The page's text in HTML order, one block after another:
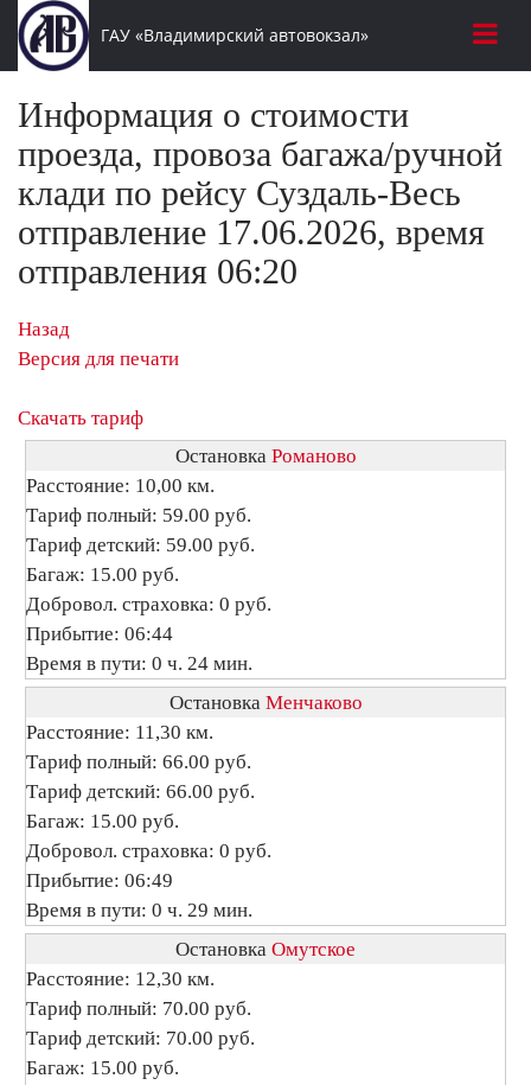
ГАУ «Владимирский автовокзал»
Информация о стоимости
проезда, провоза багажа/ручной
клади по рейсу Суздаль-Весь
отправление 17.06.2026, время
отправления 06:20
Назад
Версия для печати
Скачать тариф
Остановка Романово
Расстояние: 10,00 км.
Тариф полный: 59.00 руб.
Тариф детский: 59.00 руб.
Багаж: 15.00 руб.
Добровол. страховка: 0 руб.
Прибытие: 06:44
Время в пути: 0 ч. 24 мин.
Остановка Менчаково
Расстояние: 11,30 км.
Тариф полный: 66.00 руб.
Тариф детский: 66.00 руб.
Багаж: 15.00 руб.
Добровол. страховка: 0 руб.
Прибытие: 06:49
Время в пути: 0 ч. 29 мин.
Остановка Омутское
Расстояние: 12,30 км.
Тариф полный: 70.00 руб.
Тариф детский: 70.00 руб.
Багаж: 15.00 руб.